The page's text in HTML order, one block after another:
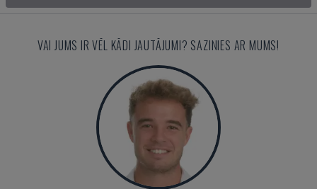
VAI JUMS IR VĒL KĀDI JAUTĀJUMI? SAZINIES AR MUMS!